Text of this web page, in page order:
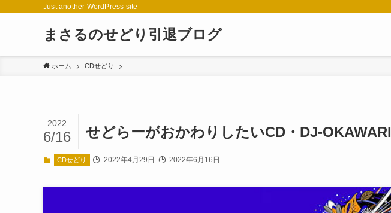
Just another WordPress site
まさるのせどり引退ブログ
ホーム CDせどり
せどらーがおかわりしたいCD・DJ-OKAWARI
2022
6/16
CDせどり 2022年4月29日 2022年6月16日